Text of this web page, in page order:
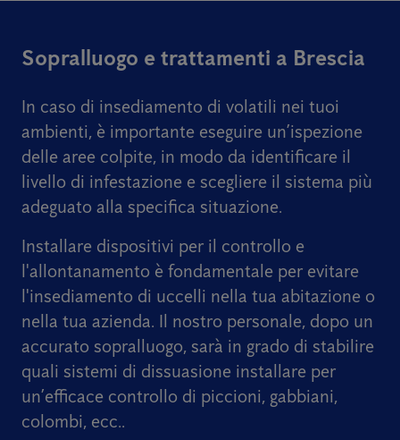
Sopralluogo e trattamenti a Brescia
In caso di insediamento di volatili nei tuoi
ambienti, è importante eseguire un’ispezione
delle aree colpite, in modo da identificare il
livello di infestazione e scegliere il sistema più
adeguato alla specifica situazione.
Installare dispositivi per il controllo e
l'allontanamento è fondamentale per evitare
l'insediamento di uccelli nella tua abitazione o
nella tua azienda. Il nostro personale, dopo un
accurato sopralluogo, sarà in grado di stabilire
quali sistemi di dissuasione installare per
un’efficace controllo di piccioni, gabbiani,
colombi, ecc..